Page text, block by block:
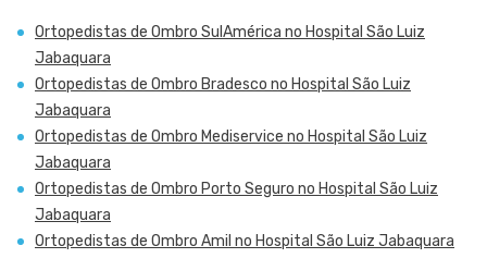
Ortopedistas de Ombro SulAmérica no Hospital São Luiz
Jabaquara
Ortopedistas de Ombro Bradesco no Hospital São Luiz
Jabaquara
Ortopedistas de Ombro Mediservice no Hospital São Luiz
Jabaquara
Ortopedistas de Ombro Porto Seguro no Hospital São Luiz
Jabaquara
Ortopedistas de Ombro Amil no Hospital São Luiz Jabaquara